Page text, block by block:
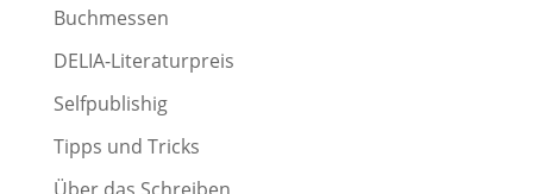
Buchmessen
DELIA-Literaturpreis
Selfpublishig
Tipps und Tricks